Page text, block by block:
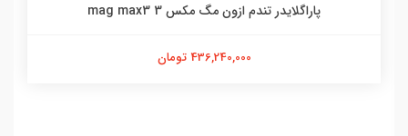
پاراگلایدر تندم ازون مگ مکس 3 mag max3
436,240,000 تومان